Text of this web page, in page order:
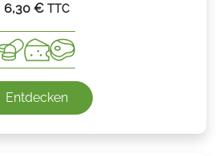
6,30 € TTC
Entdecken